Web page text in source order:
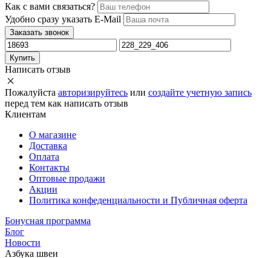
Как с вами связаться?
Удобно сразу указать E-Mail
Заказать звонок
Купить
Написать отзыв
Пожалуйста авторизируйтесь или создайте учетную запись
перед тем как написать отзыв
Клиентам
О магазине
Доставка
Оплата
Контакты
Оптовые продажи
Акции
Политика конфеденциальности и Публичная оферта
Бонусная программа
Блог
Новости
Азбука швеи